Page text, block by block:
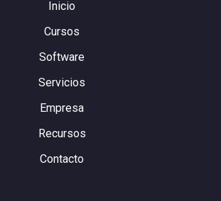
Inicio
Cursos
Software
Servicios
Empresa
Recursos
Contacto